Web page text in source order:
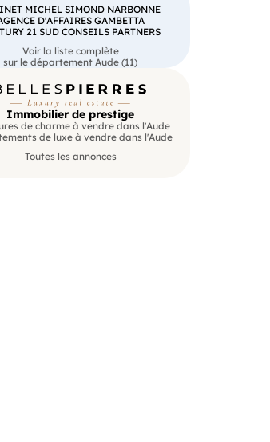
MICHEL SIMOND NARBONNE
D'AFFAIRES GAMBETTA
21 SUD CONSEILS PARTNERS
Voir la liste complète
sur le département Aude (11)
Immobilier de prestige
de charme à vendre dans l'Aude
de luxe à vendre dans l'Aude
Toutes les annonces